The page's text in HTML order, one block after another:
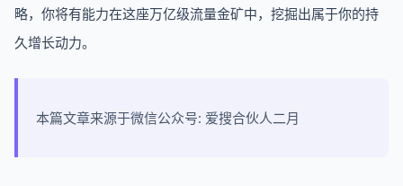
略，你将有能力在这座万亿级流量金矿中，挖掘出属于你的持
久增长动力。
本篇文章来源于微信公众号: 爱搜合伙人二月